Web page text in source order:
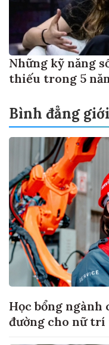
Những kỹ năng
thiếu trong 5
Bình đẳng giới
Học bổng ngành
đường cho nữ